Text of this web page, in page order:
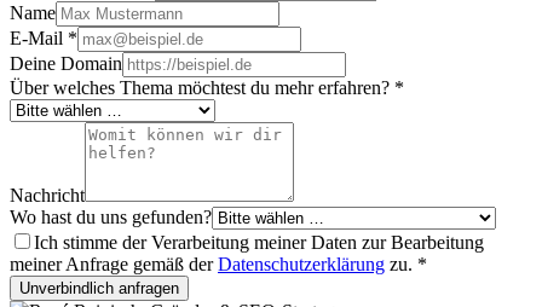
Name
E-Mail *
Deine Domain
Über welches Thema möchtest du mehr erfahren? *
Nachricht
Wo hast du uns gefunden?
Ich stimme der Verarbeitung meiner Daten zur Bearbeitung
meiner Anfrage gemäß derDatenschutzerklärung zu. *
Unverbindlich anfragen